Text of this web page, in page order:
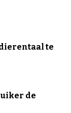
te
de